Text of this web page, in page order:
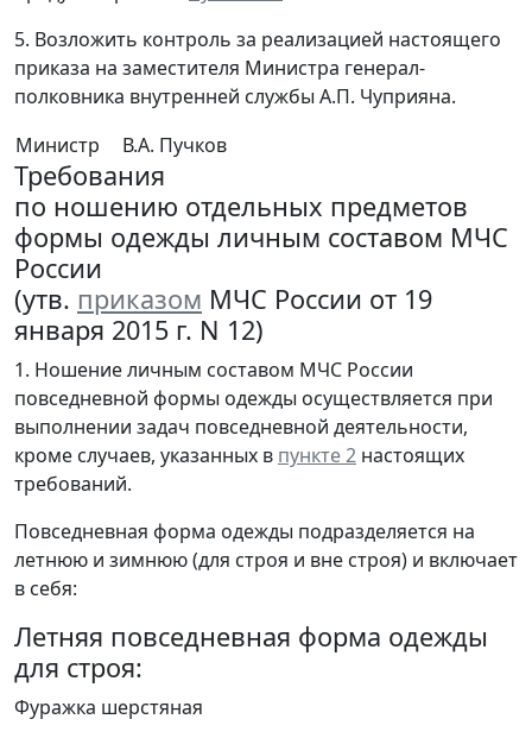
5. Возложить контроль за реализацией настоящего
приказа на заместителя Министра генерал-
полковника внутренней службы А.П. Чуприяна.
Министр
В.А. Пучков
Требования
по ношению отдельных предметов
формы одежды личным составом МЧС
России
(утв. приказом МЧС России от 19
января 2015 г. N 12)
1. Ношение личным составом МЧС России
повседневной формы одежды осуществляется при
выполнении задач повседневной деятельности,
кроме случаев, указанных в пункте 2 настоящих
требований.
Повседневная форма одежды подразделяется на
летнюю и зимнюю (для строя и вне строя) и включает
в себя:
Летняя повседневная форма одежды
для строя:
Фуражка шерстяная